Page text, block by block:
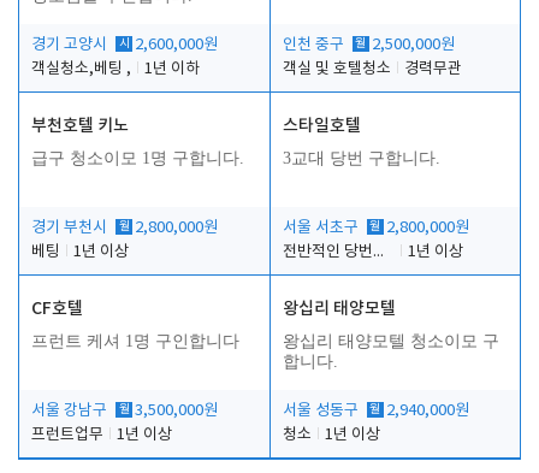
경기 고양시 시
2,600,000원
객실청소,베팅 ,
1년 이하
인천 중구 월 2,500,000원
객실 및 호텔청소
경력무관
부천호텔 키노
급구 청소이모 1명 구합니다.
경기 부천시 월 2,800,000원
베팅
1년 이상
스타일호텔
3교대 당번 구합니다.
서울 서초구 월 2,800,000원
전반적인 당번업무
1년 이상
CF호텔
프런트 케셔 1명 구인합니다
서울 강남구 월 3,500,000원
프런트업무
1년 이상
왕십리 태양모텔
왕십리 태양모텔 청소이모 구
합니다.
서울 성동구 월 2,940,000원
청소
1년 이상